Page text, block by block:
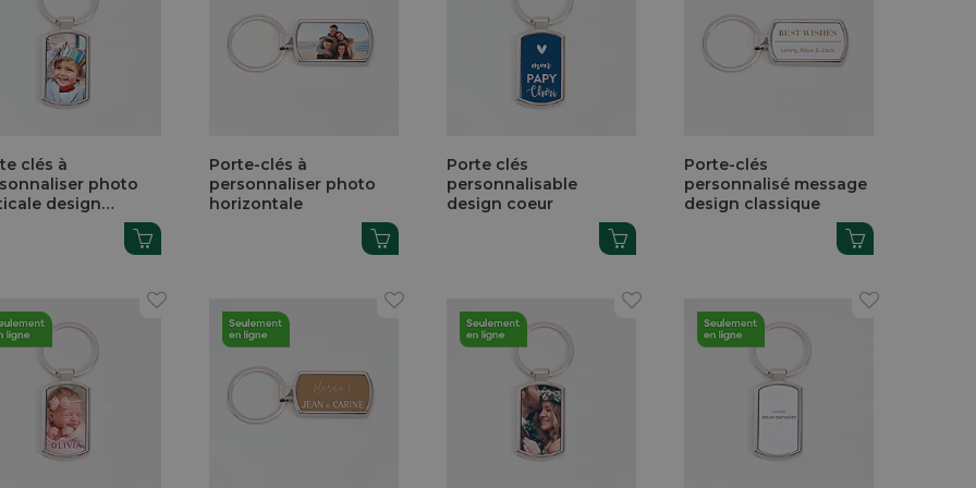
clés à
photo
design
Porte-clés à
personnaliser photo
horizontale
Porte clés
personnalisable
design coeur
Porte-clés
personnalisé message
design classique